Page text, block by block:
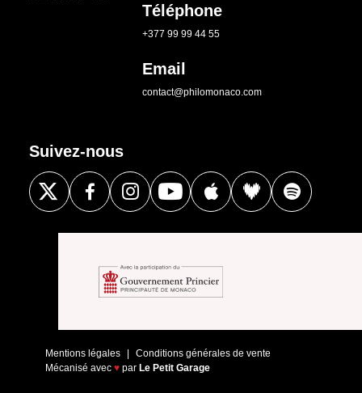
Téléphone
+377 99 99 44 55
Email
contact@philomonaco.com
Suivez-nous
Mentions légales
Conditions générales de vente
Mécanisé avec ♥ par Le Petit Garage